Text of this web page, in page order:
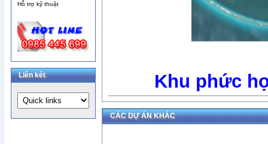
Hỗ trợ kỹ thuật
Liên kết Khu phức
CÁC DỰ ÁN KHÁC